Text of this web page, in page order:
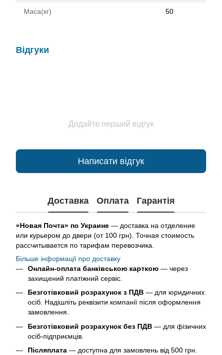
Маса(кг) 50
Відгуки
Додайте перший відгук
Написати відгук
Доставка Оплата Гарантія
«Новая Почта» по Украине — доставка на отделение
или курьером до двери (от 100 грн). Точная стоимость
рассчитывается по тарифам перевозчика.
Більше інформації про доставку
Онлайн-оплата банківською карткою — через
захищений платіжний сервіс.
Безготівковий розрахунок з ПДВ — для юридичних
осіб. Надішліть реквізити компанії після оформлення
замовлення.
Безготівковий розрахунок без ПДВ — для фізичних
осіб-підприємців.
Післяплата — доступна для замовлень від 500 грн.